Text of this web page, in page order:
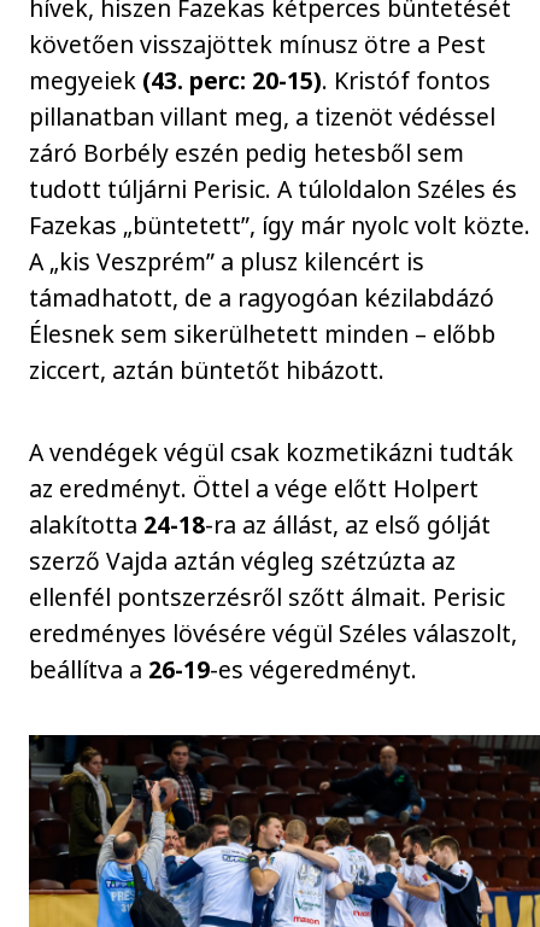
hívek, hiszen Fazekas kétperces büntetését
követően visszajöttek mínusz ötre a Pest
megyeiek (43. perc: 20-15). Kristóf fontos
pillanatban villant meg, a tizenöt védéssel
záró Borbély eszén pedig hetesből sem
tudott túljárni Perisic. A túloldalon Széles és
Fazekas „büntetett”, így már nyolc volt közte.
A „kis Veszprém” a plusz kilencért is
támadhatott, de a ragyogóan kézilabdázó
Élesnek sem sikerülhetett minden – előbb
ziccert, aztán büntetőt hibázott.
A vendégek végül csak kozmetikázni tudták
az eredményt. Öttel a vége előtt Holpert
alakította 24-18-ra az állást, az első gólját
szerző Vajda aztán végleg szétzúzta az
ellenfél pontszerzésről szőtt álmait. Perisic
eredményes lövésére végül Széles válaszolt,
beállítva a 26-19-es végeredményt.